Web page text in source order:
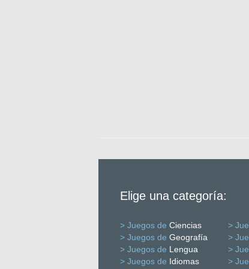
Elige una categoría:
> Juegos de Ciencias >
> Juegos de Geografía >
> Juegos de Lengua >
> Juegos de Idiomas >